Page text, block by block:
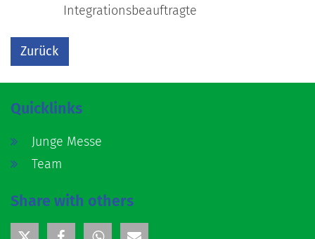
Integrationsbeauftragte
Zurück
Quicklinks
Junge Messe
Team
Share with others